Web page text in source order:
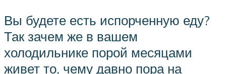
Вы будете есть испорченную еду?
Так зачем же в вашем
холодильнике порой месяцами
живет то, чему давно пора на